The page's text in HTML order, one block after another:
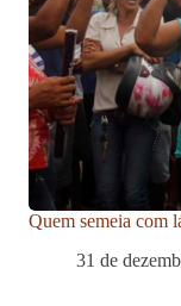
Quem semeia com
31 de